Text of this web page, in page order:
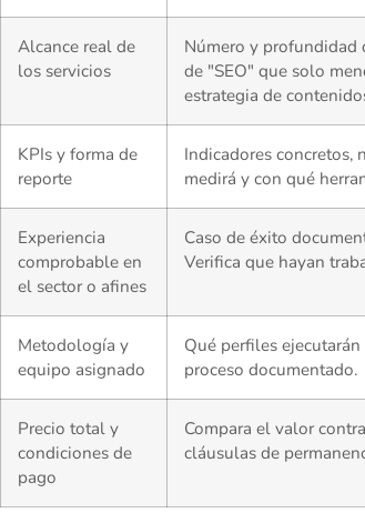
Alcance real de
los servicios
Número y profundidad
de "SEO" que solo
estrategia de
KPIs y forma de
reporte
Indicadores concretos,
medirá y con qué
Experiencia
comprobable en
el sector o afines
Caso de éxito
Verifica que hayan
Metodología y
equipo asignado
Qué perfiles
proceso documentado.
Precio total y
condiciones de
pago
Compara el valor
cláusulas de